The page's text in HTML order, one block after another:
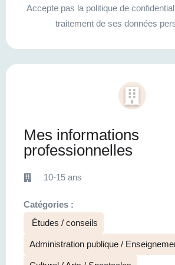
Accepte pas la politique de
traitement de ses données
Mes informations
professionnelles
10-15 ans
Catégories :
Études / conseils
Administration publique /